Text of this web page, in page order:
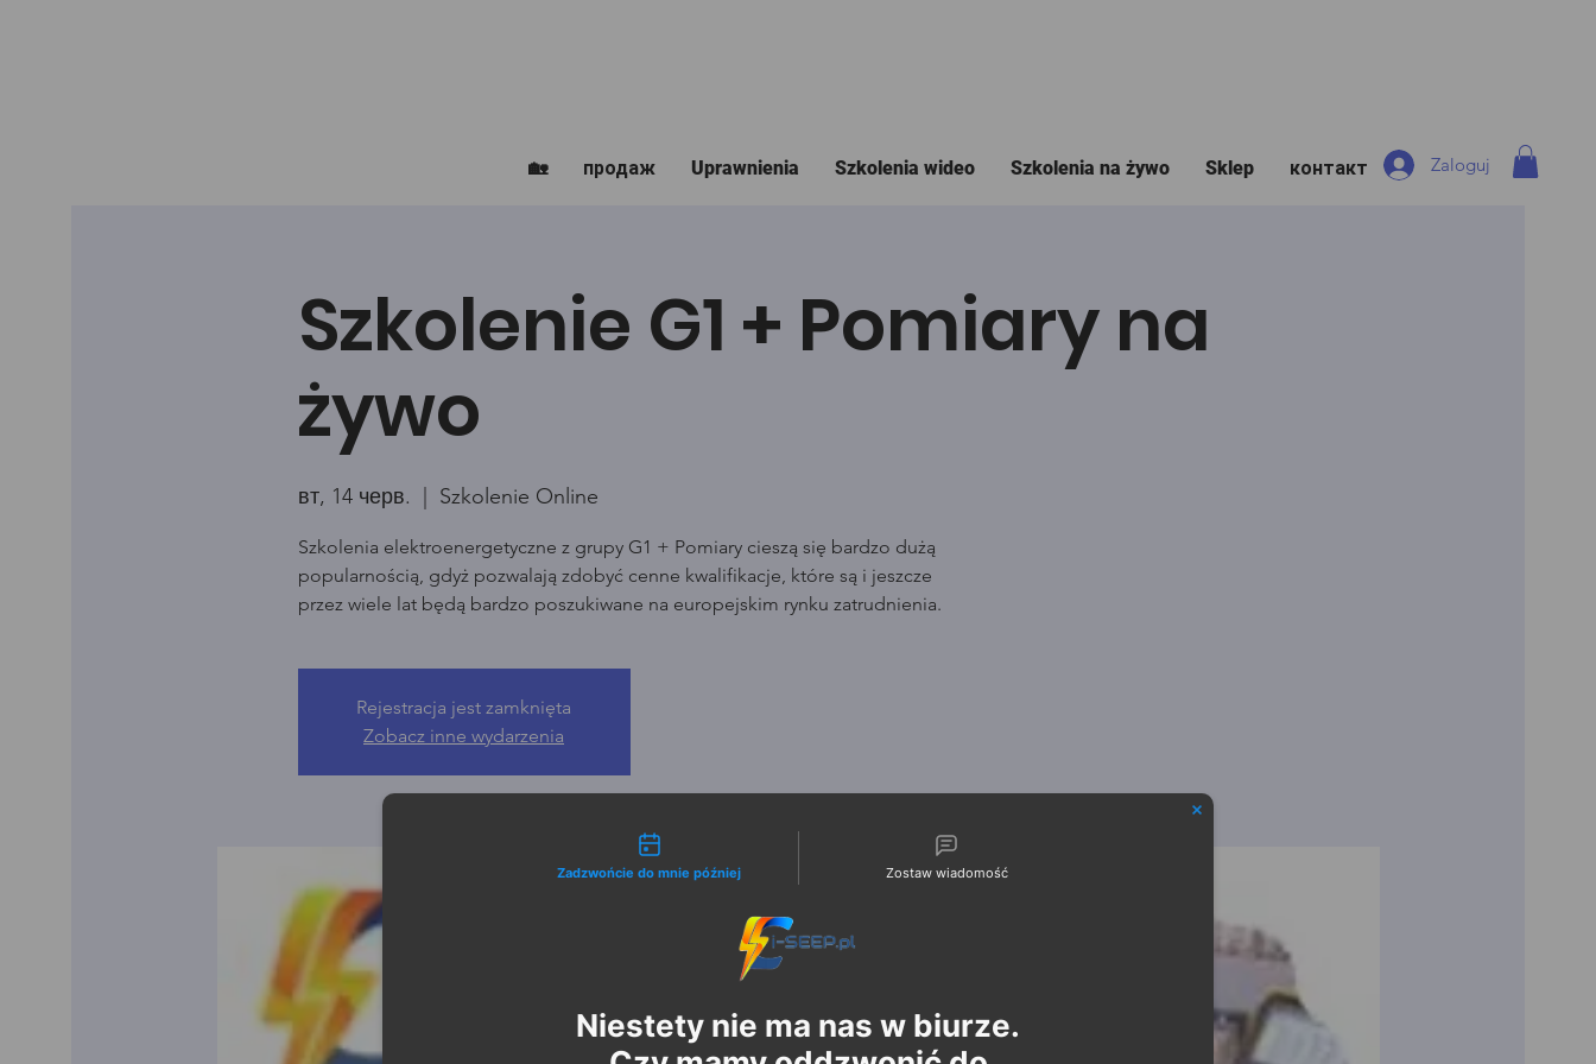
🏡 продаж Uprawnienia Szkolenia wideo Szkolenia na żywo Sklep контакт Zaloguj
Szkolenie G1 + Pomiary na
żywo
вт, 14 черв.
  |
Szkolenie Online
Szkolenia elektroenergetyczne z grupy G1 + Pomiary cieszą się bardzo dużą
popularnością, gdyż pozwalają zdobyć cenne kwalifikacje, które są i jeszcze
przez wiele lat będą bardzo poszukiwane na europejskim rynku zatrudnienia.
Rejestracja jest zamknięta
Zobacz inne wydarzenia
Możliwości kontaktu
Zadzwońcie do mnie później Zostaw wiadomość
Niestety nie ma nas w biurze.